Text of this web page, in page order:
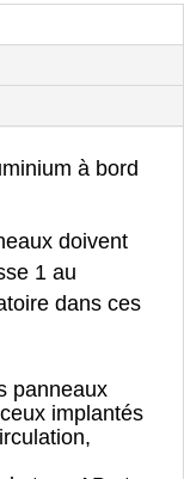
à bord
doivent
1 au
dans ces
panneaux
implantés